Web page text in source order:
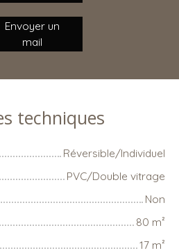
Envoyer un
mail
techniques
Réversible/Individuel
PVC/Double vitrage
Non
80 m²
17 m²